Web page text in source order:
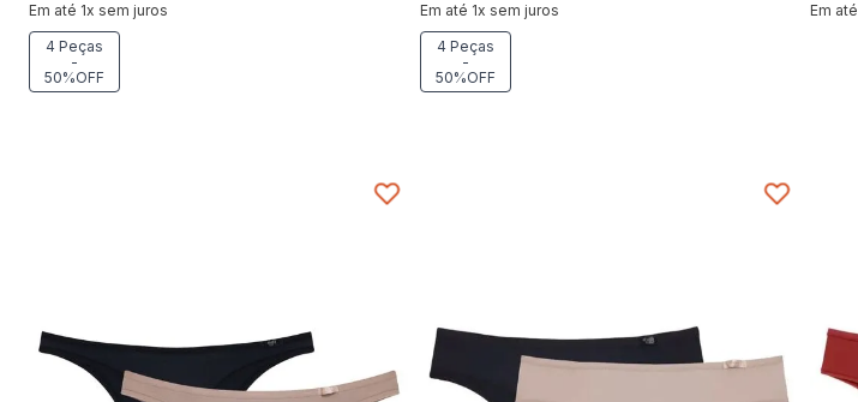
Em até 1x sem juros
4 Peças
-
50%OFF
Em até 1x sem juros
4 Peças
-
50%OFF
Em até